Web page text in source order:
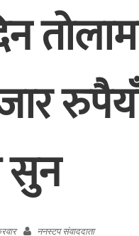
सुन
ननस्टप संवाददाता